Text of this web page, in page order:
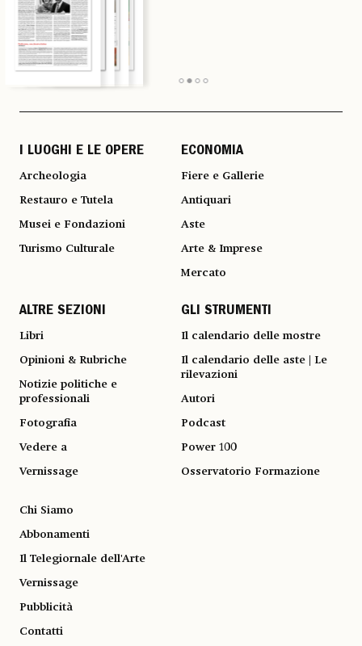
I LUOGHI E LE OPERE
Archeologia
Restauro e Tutela
Musei e Fondazioni
Turismo Culturale
ECONOMIA
Fiere e Gallerie
Antiquari
Aste
Arte & Imprese
Mercato
ALTRE SEZIONI
Libri
Opinioni & Rubriche
Notizie politiche e
professionali
Fotografia
Vedere a
Vernissage
GLI STRUMENTI
Il calendario delle mostre
Il calendario delle aste | Le
rilevazioni
Autori
Podcast
Power 100
Osservatorio Formazione
Chi Siamo
Abbonamenti
Il Telegiornale dell'Arte
Vernissage
Pubblicità
Contatti